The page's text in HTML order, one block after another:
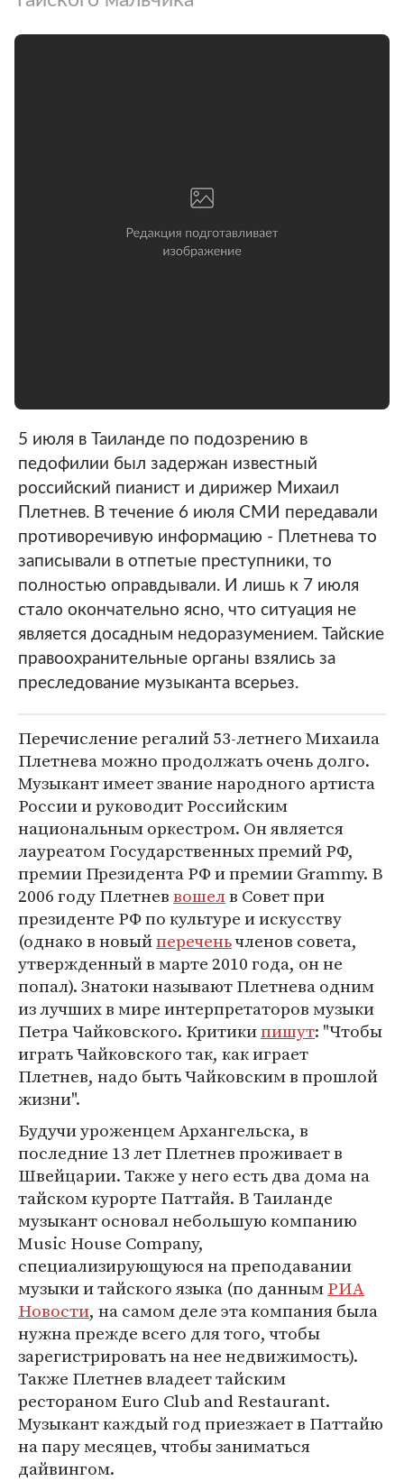
5 июля в Таиланде по подозрению в
педофилии был задержан известный
российский пианист и дирижер Михаил
Плетнев. В течение 6 июля СМИ передавали
противоречивую информацию - Плетнева то
записывали в отпетые преступники, то
полностью оправдывали. И лишь к 7 июля
стало окончательно ясно, что ситуация не
является досадным недоразумением. Тайские
правоохранительные органы взялись за
преследование музыканта всерьез.
Перечисление регалий 53-летнего Михаила
Плетнева можно продолжать очень долго.
Музыкант имеет звание народного артиста
России и руководит Российским
национальным оркестром. Он является
лауреатом Государственных премий РФ,
премии Президента РФ и премии Grammy. В
2006 году Плетневвошелв Совет при
президенте РФ по культуре и искусству
(однако в новыйпереченьчленов совета,
утвержденный в марте 2010 года, он не
попал). Знатоки называют Плетнева одним
из лучших в мире интерпретаторов музыки
Петра Чайковского. Критикипишут: "Чтобы
играть Чайковского так, как играет
Плетнев, надо быть Чайковским в прошлой
жизни".
Будучи уроженцем Архангельска, в
последние 13 лет Плетнев проживает в
Швейцарии. Также у него есть два дома на
тайском курорте Паттайя. В Таиланде
музыкант основал небольшую компанию
Music House Company,
специализирующуюся на преподавании
музыки и тайского языка (по даннымРИА
Новости, на самом деле эта компания была
нужна прежде всего для того, чтобы
зарегистрировать на нее недвижимость).
Также Плетнев владеет тайским
рестораном Euro Club and Restaurant.
Музыкант каждый год приезжает в Паттайю
на пару месяцев, чтобы заниматься
дайвингом.